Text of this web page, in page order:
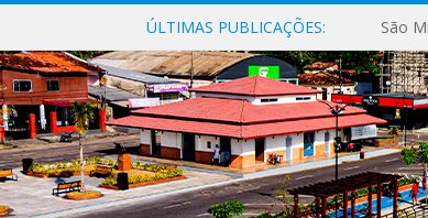
ÚLTIMAS PUBLICAÇÕES: